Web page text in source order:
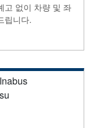
고 없이 차량 및 좌
립니다.